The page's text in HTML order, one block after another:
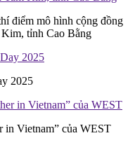
điểm mô hình cộng đồng
Kim, tỉnh Cao Bằng
2025
in Vietnam” của WEST